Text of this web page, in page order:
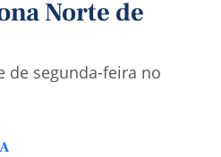
Norte de
de segunda-feira no